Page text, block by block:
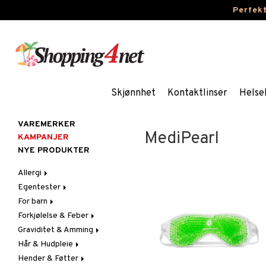
Skjønnhet Kontaktlinser
MediPearl
VAREMERKER
KAMPANJER
NYE PRODUKTER
Allergi
Nesespray
Øyendråper
Egentester
Andre tester
Blodtrykkmåler
Graviditet & Eggløsning
For barn
Bleier
Blodstoppere
Feber, Forkjølelse & Verk
Hår
Forkjølelse & Feber
Feber
Febertermometre
Halsvondt & Heshet
Hoste
Graviditet & Amming
Brystbeskyttelse &
Innlegg
Hår & Hudpleie
Ansikt
Hender & Føtter